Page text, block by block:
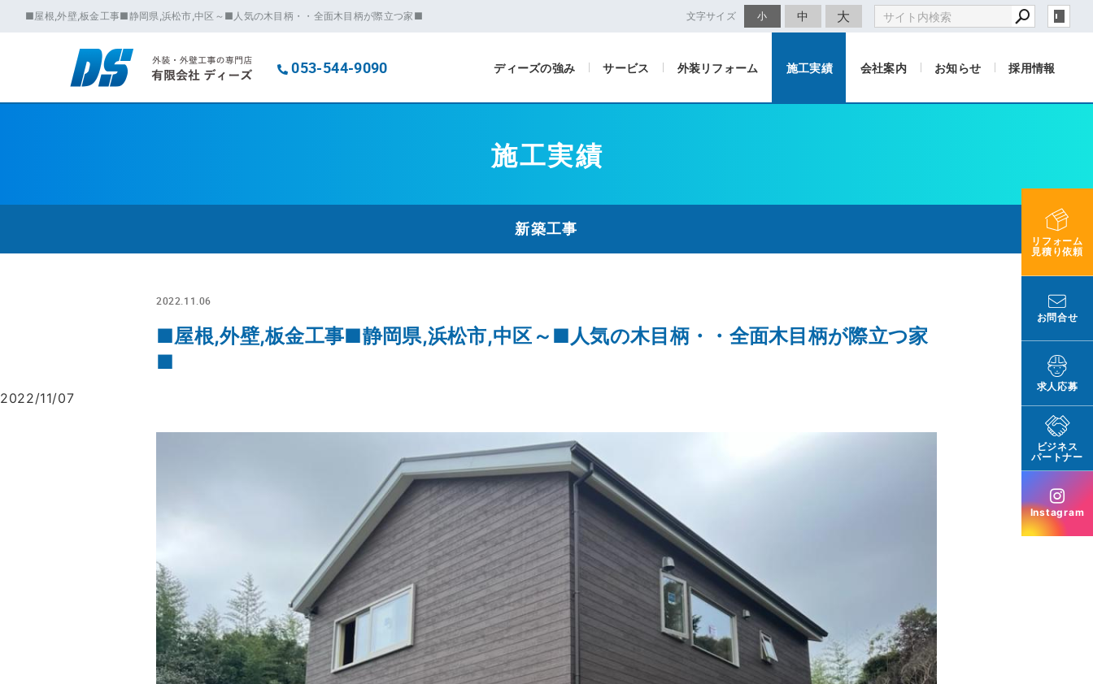
■屋根,外壁,板金工事■静岡県,浜松市,中区～■人気の木目柄・・全面木目柄が際立つ家■ 文字サイズ 小 中 大
053-544-9090 ディーズの強み サービス 外装リフォーム 施工実績 会社案内 お知らせ 採用情報
リフォーム
見積り依頼
お問合せ
求人応募
ビジネス
パートナー
Instagram
施工実績
新築工事
2022.11.06
■屋根,外壁,板金工事■静岡県,浜松市,中区～■人気の木目柄・・全面木目柄が際立つ家
■
2022/11/07